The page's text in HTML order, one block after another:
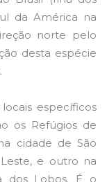
da América na
norte pelo
desta espécie
específicos
os Refúgios de
cidade de São
e outro na
dos Lobos. É o